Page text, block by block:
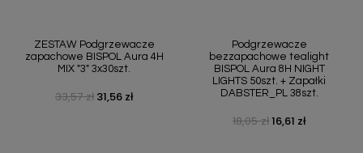
ZESTAW Podgrzewacze
zapachowe BISPOL Aura 4H
MIX "3" 3x30szt.
Cena podstawowa
33,57 zł Cena
31,56 zł
Podgrzewacze
bezzapachowe tealight
BISPOL Aura 8H NIGHT
LIGHTS 50szt. + Zapałki
DABSTER_PL 38szt.
Cena podstawowa
18,05 zł Cena
16,61 zł